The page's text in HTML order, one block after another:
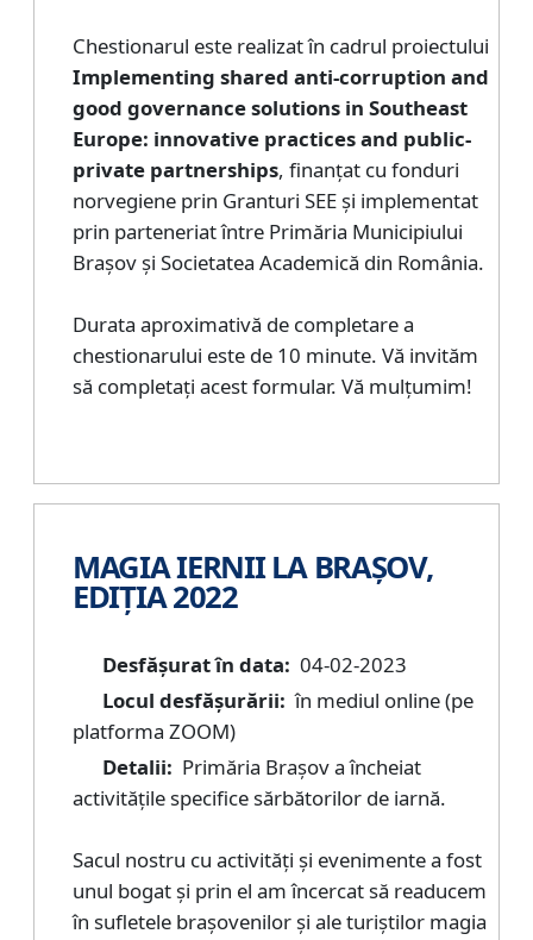
Chestionarul este realizat în cadrul proiectului
Implementing shared anti-corruption and
good governance solutions in Southeast
Europe: innovative practices and public-
private partnerships, finanțat cu fonduri
norvegiene prin Granturi SEE și implementat
prin parteneriat între Primăria Municipiului
Brașov și Societatea Academică din România.
Durata aproximativă de completare a
chestionarului este de 10 minute. Vă invităm
să completați acest formular. Vă mulțumim!
MAGIA IERNII LA BRAȘOV,
EDIȚIA 2022
Desfășurat în data: 04-02-2023
Locul desfășurării: în mediul online (pe
platforma ZOOM)
Detalii: Primăria Brașov a încheiat
activitățile specifice sărbătorilor de iarnă.
Sacul nostru cu activități și evenimente a fost
unul bogat și prin el am încercat să readucem
în sufletele brașovenilor și ale turiștilor magia